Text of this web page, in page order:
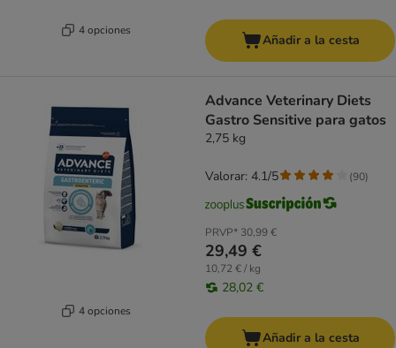
4 opciones
Añadir a la cesta
4 opciones
Advance Veterinary Diets
Gastro Sensitive para gatos
2,75 kg
PRVP* 30,99 €
29,49 €
10,72 € / kg
28,02 €
Valorar: 4.1/5 (90)
Añadir a la cesta